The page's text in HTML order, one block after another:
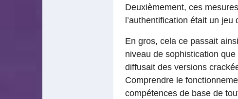
Deuxièmement, ces
l’authentification était un
En gros, cela ce passait
niveau de sophistication
diffusait des versions
Comprendre le
compétences de base de